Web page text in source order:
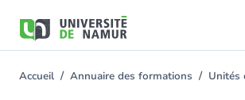
contenu
You
Accueil Annuaire des formations Unités